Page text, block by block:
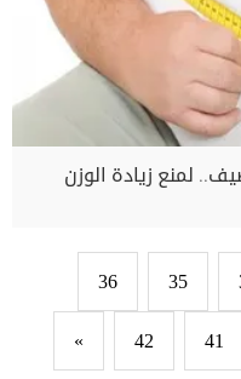
لمنع زيادة الوزن
35
36
41
42
»